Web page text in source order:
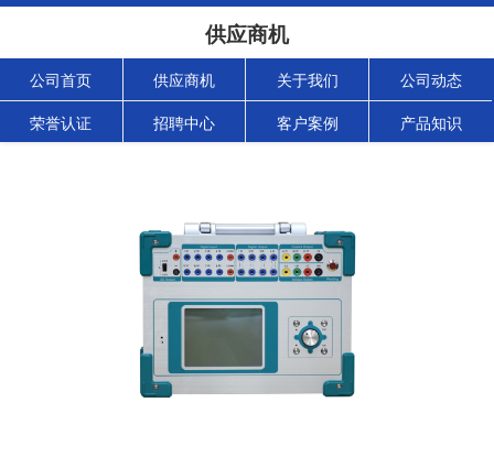
供应商机
公司首页 供应商机 关于我们 公司动态
荣誉认证 招聘中心 客户案例 产品知识